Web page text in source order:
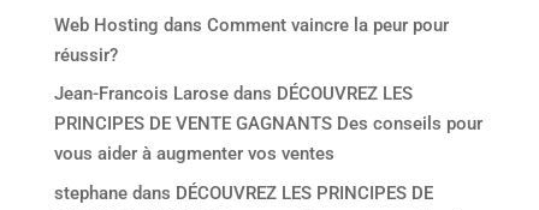
Web Hosting dans Comment vaincre la peur pour
réussir?
Jean-Francois Larosedans DÉCOUVREZ LES
PRINCIPES DE VENTE GAGNANTS Des conseils pour
vous aider à augmenter vos ventes
stephanedans DÉCOUVREZ LES PRINCIPES DE